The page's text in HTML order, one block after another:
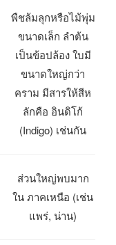
พืชล้มลุกหรือไม้พุ่ม
ขนาดเล็ก ลำต้น
เป็นข้อปล้อง ใบมี
ขนาดใหญ่กว่า
คราม มีสารให้สีห
ลักคือ อินดิโก้
(Indigo) เช่นกัน
ส่วนใหญ่พบมาก
ใน ภาคเหนือ (เช่น
แพร่, น่าน)